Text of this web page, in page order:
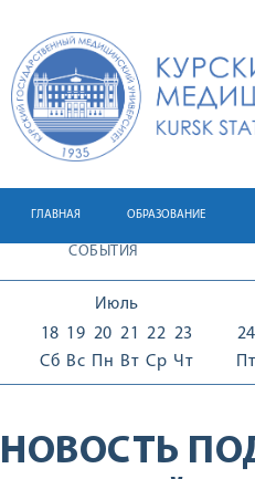
ГЛАВНАЯ ОБРАЗОВАНИЕ
СОБЫТИЯ
Июль
18
Сб
19
Вс
20
Пн
21
Вт
22
Ср
23
Чт
24
Пт
НОВОСТЬ